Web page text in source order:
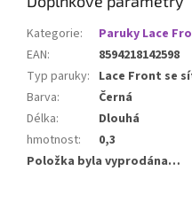
Kategorie:
Paruky Lace
EAN:
8594218142598
Typ paruky: Lace Front se
Barva:
Černá
Délka:
Dlouhá
hmotnost:
0,3
Položka byla vyprodána…